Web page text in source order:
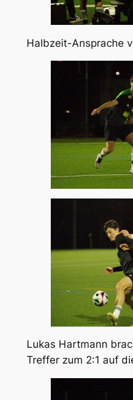
Halbzeit-Ansprache
Lukas Hartmann
Treffer zum 2:1 auf